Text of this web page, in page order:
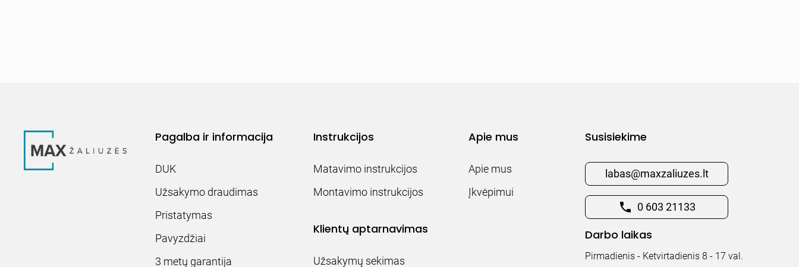
Pagalba ir informacija
DUK
Užsakymo draudimas
Pristatymas
Pavyzdžiai
3 metų garantija
Instrukcijos
Matavimo instrukcijos
Montavimo instrukcijos
Klientų aptarnavimas
Užsakymų sekimas
Apie mus
Apie mus
Įkvėpimui
Susisiekime
labas@maxzaliuzes.lt
0 603 21133
Darbo laikas
Pirmadienis - Ketvirtadienis 8 - 17 val.